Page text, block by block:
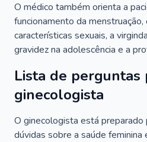
O médico também orienta a
funcionamento da
características sexuais, a
gravidez na adolescência e a
Lista de perguntas
ginecologista
O ginecologista está preparado
dúvidas sobre a saúde feminina